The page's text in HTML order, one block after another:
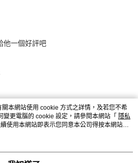
他一個好評吧
本網站使用 cookie 方式之詳情，及若您不希
變更電腦的 cookie 設定，請參閱本網站「 隱私
使用本網站即表示您同意本公司得按本網站使
。